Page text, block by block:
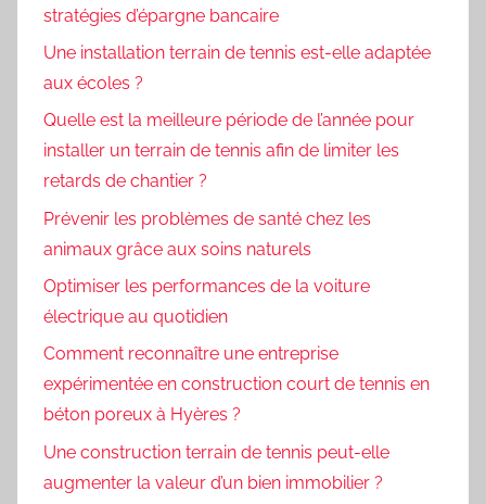
stratégies d’épargne bancaire
Une installation terrain de tennis est-elle adaptée
aux écoles ?
Quelle est la meilleure période de l’année pour
installer un terrain de tennis afin de limiter les
retards de chantier ?
Prévenir les problèmes de santé chez les
animaux grâce aux soins naturels
Optimiser les performances de la voiture
électrique au quotidien
Comment reconnaître une entreprise
expérimentée en construction court de tennis en
béton poreux à Hyères ?
Une construction terrain de tennis peut-elle
augmenter la valeur d’un bien immobilier ?